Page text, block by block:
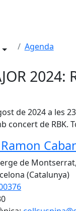
Agenda
2024:
de 2024 a les
concert de RBK.
de
(Catalunya)